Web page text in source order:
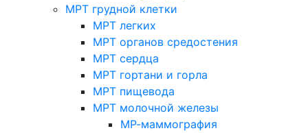
МРТ грудной клетки
МРТ легких
МРТ органов средостения
МРТ сердца
МРТ гортани и горла
МРТ пищевода
МРТ молочной железы
МР-маммография